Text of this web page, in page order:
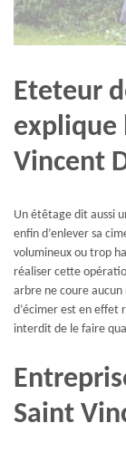
Eteteur
explique
Vincent
Un étêtage dit aussi
enfin d’enlever sa
volumineux ou trop
réaliser cette
arbre ne coure aucun
d’écimer est en effet
interdit de le faire
Saint